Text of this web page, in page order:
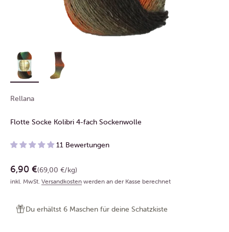
Rellana
Flotte Socke Kolibri 4-fach Sockenwolle
11 Bewertungen
Angebot
6,90 €(69,00 €/kg)
inkl. MwSt. Versandkosten werden an der Kasse berechnet
Du erhältst 6 Maschen für deine Schatzkiste